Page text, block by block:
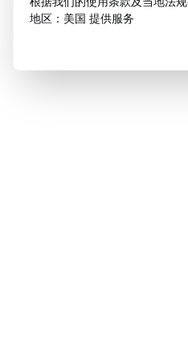
地区：美国 提供服务